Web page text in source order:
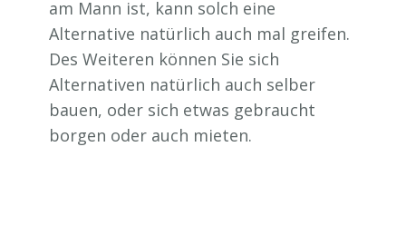
am Mann ist, kann solch eine
Alternative natürlich auch mal greifen.
Des Weiteren können Sie sich
Alternativen natürlich auch selber
bauen, oder sich etwas gebraucht
borgen oder auch mieten.